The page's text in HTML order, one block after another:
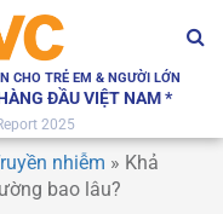
CHO TRẺ EM & NGƯỜI LỚN
ĐẦU VIỆT NAM *
2025
nhiễm » Khả
bao lâu?